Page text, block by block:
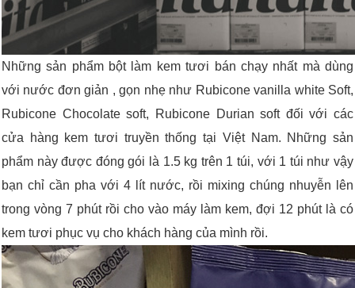
Những sản phẩm bột làm kem tươi bán chạy nhất mà dùng
với nước đơn giản , gọn nhẹ như Rubicone vanilla white Soft,
Rubicone Chocolate soft, Rubicone Durian soft đối với các
cửa hàng kem tươi truyền thống tại Việt Nam. Những sản
phẩm này được đóng gói là 1.5 kg trên 1 túi, với 1 túi như vậy
bạn chỉ cần pha với 4 lít nước, rồi mixing chúng nhuyễn lên
trong vòng 7 phút rồi cho vào máy làm kem, đợi 12 phút là có
kem tươi phục vụ cho khách hàng của mình rồi.